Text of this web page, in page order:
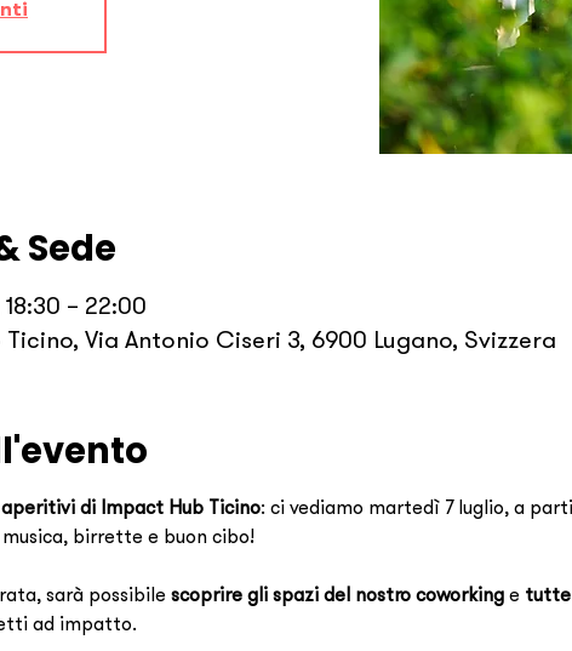
Sede
– 22:00
Via Antonio Ciseri 3, 6900 Lugano, Svizzera
di Impact Hub Ticino: ci vediamo martedì 7 luglio, a
birrette e buon cibo!
sarà possibile scoprire gli spazi del nostro coworking e tutte
ad impatto.